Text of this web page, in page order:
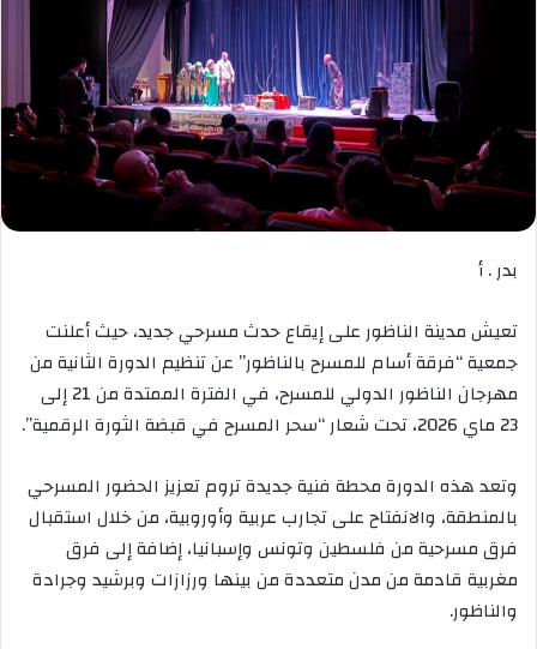
بدر . أ
تعيش مدينة الناظور على إيقاع حدث مسرحي جديد، حيث أعلنت
جمعية “فرقة أسام للمسرح بالناظور” عن تنظيم الدورة الثانية من
مهرجان الناظور الدولي للمسرح، في الفترة الممتدة من 21 إلى
23 ماي 2026، تحت شعار “سحر المسرح في قبضة الثورة الرقمية”.
وتعد هذه الدورة محطة فنية جديدة تروم تعزيز الحضور المسرحي
بالمنطقة، والانفتاح على تجارب عربية وأوروبية، من خلال استقبال
فرق مسرحية من فلسطين وتونس وإسبانيا، إضافة إلى فرق
مغربية قادمة من مدن متعددة من بينها ورزازات وبرشيد وجرادة
والناظور.